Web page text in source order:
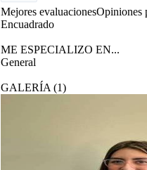
Mejores evaluacionesOpiniones
Encuadrado
ME ESPECIALIZO EN...
General
GALERÍA (1)